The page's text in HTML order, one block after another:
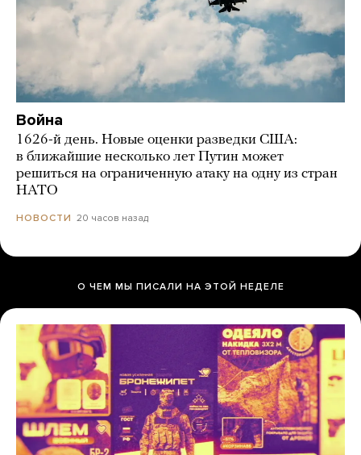
Война
1626-й день. Новые оценки разведки США:
в ближайшие несколько лет Путин может
решиться на ограниченную атаку на одну из стран
НАТО
НОВОСТИ 20 часов назад
О ЧЕМ МЫ ПИСАЛИ НА ЭТОЙ НЕДЕЛЕ